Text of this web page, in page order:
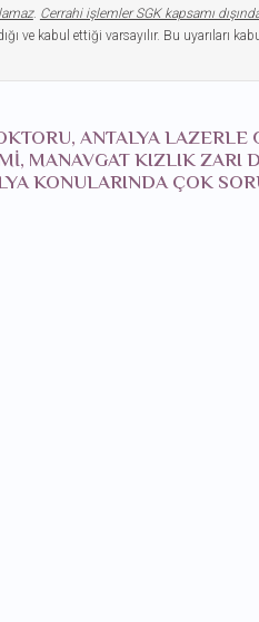
. Cerrahi işlemler SGK kapsamı
ve kabul ettiği varsayılır. Bu uyarıları
ANTALYA LAZERLE
MANAVGAT KIZLIK ZARI
KONULARINDA ÇOK